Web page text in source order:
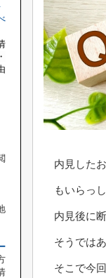
内見した
もいらっ
内見後に
そうでは
そこで今